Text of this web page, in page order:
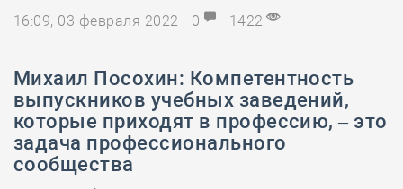
16:09, 03 февраля 2022
0 1422
Михаил Посохин: Компетентность
выпускников учебных заведений,
которые приходят в профессию, – это
задача профессионального
сообщества